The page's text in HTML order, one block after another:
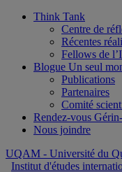
Think Tank
Centre de
Récentes
Fellows de
Blogue Un seul
Publications
Partenaires
Comité
Rendez-vous
Nous joindre
UQAM - Université du
Institut d'études